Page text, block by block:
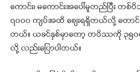
ကောင်း၊ မကောင်းအပေါ်မူတည်ပြီး တစ်
၇၀၀၀ ကျပ်အထိ စျေးရရှိတယ်လို့ တောင်
တယ်။ ယခင်နှစ်မှာတော့ တပိဿကို ၃၅၀
လို့ လည်းပြောပါတယ်။